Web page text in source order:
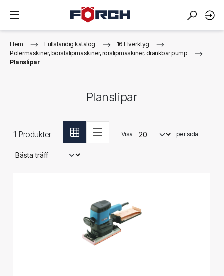
Hem Fullständig katalog
16 Elverktyg
Polermaskiner, borstslipmaskiner, rörslipmaskiner, dränkbar pump
Planslipar
Planslipar
1 Produkter Visa per sida